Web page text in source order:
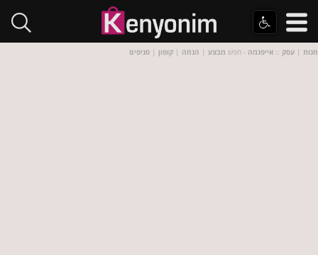
חנות | עסק :: אייפנמה - חפש מבצע | הנחה | קופון | סניפים